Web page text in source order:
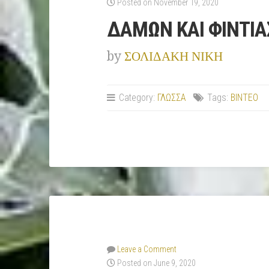
Posted on November 19, 2020
ΔΑΜΩΝ ΚΑΙ
by ΣΟΛΙΔΑΚΗ ΝΙΚΗ
Category: ΓΛΩΣΣΑ Tags: ΒΙΝΤΕΟ
Leave a Comment
Posted on June 9, 2020